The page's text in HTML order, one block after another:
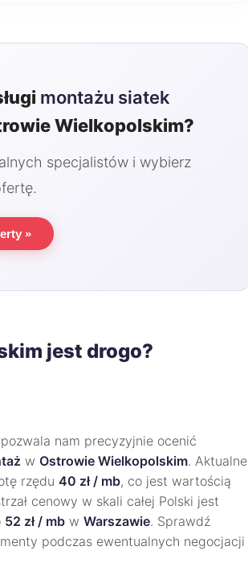
montażu siatek
Wielkopolskim?
specjalistów i wybierz
»
jest drogo?
nam precyzyjnie ocenić
w Ostrowie Wielkopolskim. Aktualne
rzędu 40 zł / mb, co jest wartością
cenowy w skali całej Polski jest
52 zł / mb w Warszawie. Sprawdź
podczas ewentualnych negocjacji